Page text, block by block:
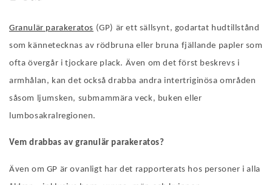
Granulär parakeratos (GP) är ett sällsynt, godartat hudtillstånd
som kännetecknas av rödbruna eller bruna fjällande papler som
ofta övergår i tjockare plack. Även om det först beskrevs i
armhålan, kan det också drabba andra intertriginösa områden
såsom ljumsken, submammära veck, buken eller
lumbosakralregionen.
Vem drabbas av granulär parakeratos?
Även om GP är ovanligt har det rapporterats hos personer i alla